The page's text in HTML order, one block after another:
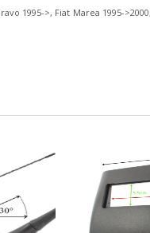
1995->, Fiat Marea 1995-